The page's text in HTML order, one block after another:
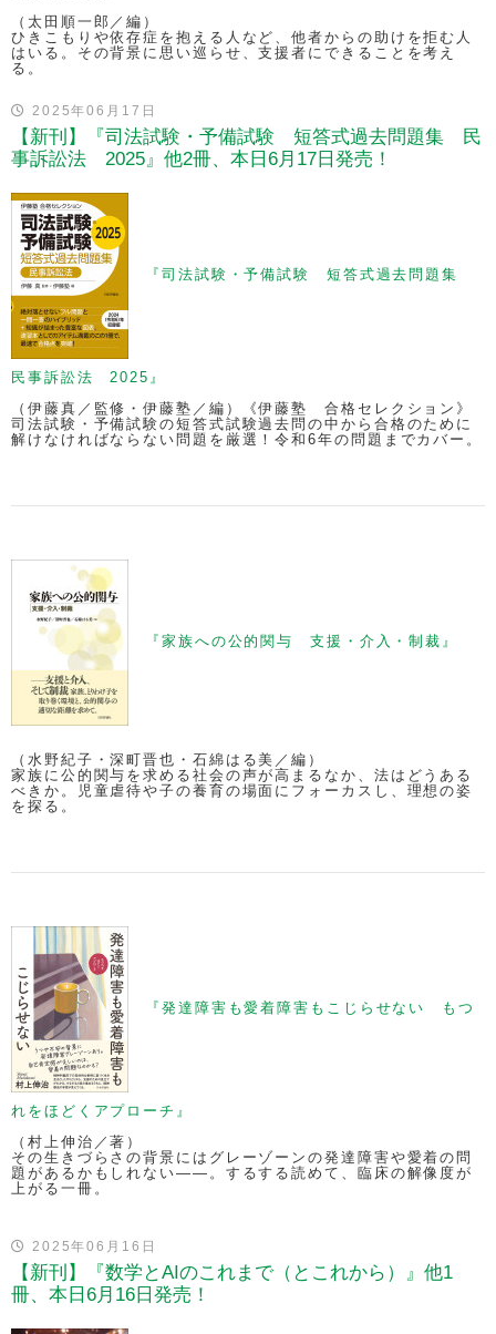
（太田順一郎／編）
ひきこもりや依存症を抱える人など、他者からの助けを拒む人
はいる。その背景に思い巡らせ、支援者にできることを考え
る。
2025年06月17日
【新刊】『司法試験・予備試験 短答式過去問題集 民
事訴訟法 2025』他2冊、本日6月17日発売！
『司法試験・予備試験 短答式過去問題集
民事訴訟法 2025』
（伊藤真／監修・伊藤塾／編）《伊藤塾 合格セレクション》
司法試験・予備試験の短答式試験過去問の中から合格のために
解けなければならない問題を厳選！令和6年の問題までカバー。
『家族への公的関与 支援・介入・制裁』
（水野紀子・深町晋也・石綿はる美／編）
家族に公的関与を求める社会の声が高まるなか、法はどうある
べきか。児童虐待や子の養育の場面にフォーカスし、理想の姿
を探る。
『発達障害も愛着障害もこじらせない もつ
れをほどくアプローチ』
（村上伸治／著）
その生きづらさの背景にはグレーゾーンの発達障害や愛着の問
題があるかもしれない——。するする読めて、臨床の解像度が
上がる一冊。
2025年06月16日
【新刊】『数学とAIのこれまで（とこれから）』他1
冊、本日6月16日発売！